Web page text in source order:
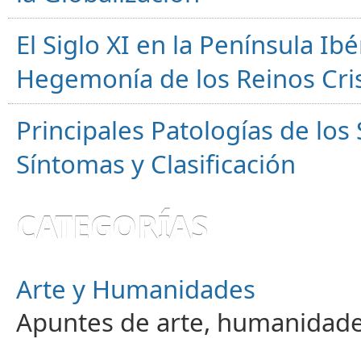
El Siglo XI en la Península
Hegemonía de los Reinos
Principales Patologías de
Síntomas y Clasificación
CATEGORÍAS
Arte y Humanidades
Apuntes de arte,